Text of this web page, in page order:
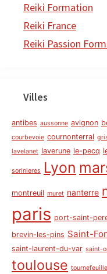
Reiki Formation
Reiki France
Reiki Passion
Villes
antibes aussonne avignon
courbevoie cournonterral
lavelanet laverune le-pecq
sorinieres Lyon
montreuil muret nanterre
paris port-saint-
brevin-les-pins Saint-
saint-laurent-du-var saint-
toulouse tournefeuille